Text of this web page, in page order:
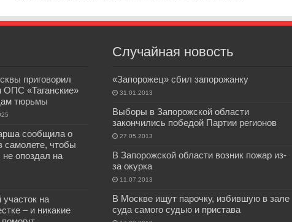
приговорил
ОПС «Таганские»
тюрьмы
сообщила о
самолете, чтобы
не опоздал на
на
– и никакие
Случайная новость
«Запорожец» сбил запорожанку
31.01.2013
Выборы в Запорожской области
закончились победой Партии регионов
27.05.2013
В Запорожской области возник пожар из-
за окурка
11.07.2013
В Москве ищут парочку, избившую в зале
суда самого судью и пристава